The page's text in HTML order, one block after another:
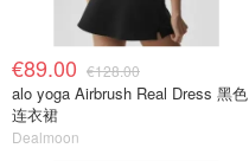
€89.00 €128.00
alo yoga Airbrush Real Dress 黑色
连衣裙
Dealmoon